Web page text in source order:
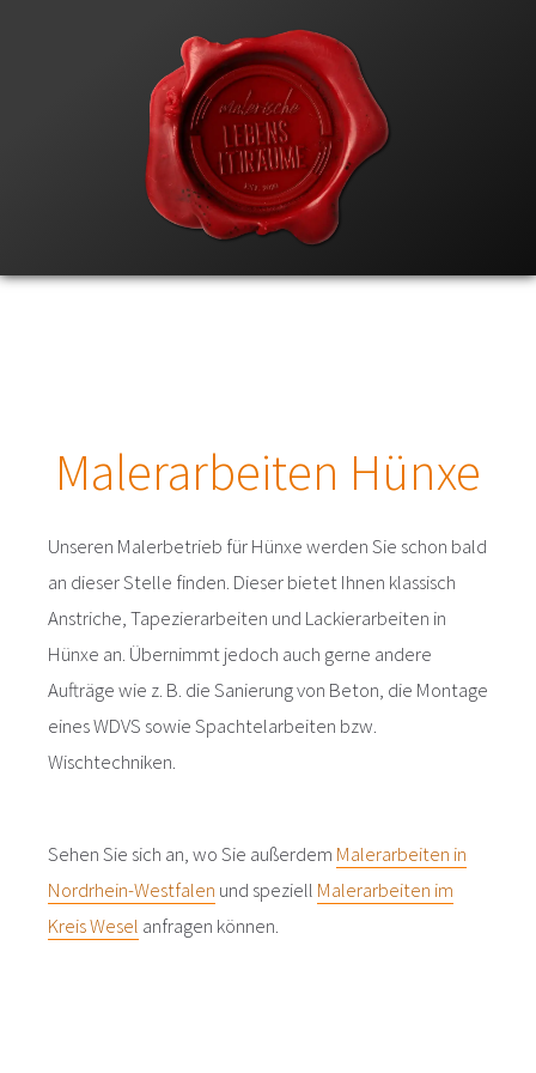
Malerarbeiten Hünxe
Unseren Malerbetrieb für Hünxe werden Sie schon bald
an dieser Stelle finden. Dieser bietet Ihnen klassisch
Anstriche, Tapezierarbeiten und Lackierarbeiten in
Hünxe an. Übernimmt jedoch auch gerne andere
Aufträge wie z. B. die Sanierung von Beton, die Montage
eines WDVS sowie Spachtelarbeiten bzw.
Wischtechniken.
Sehen Sie sich an, wo Sie außerdem Malerarbeiten in
Nordrhein-Westfalen und speziell Malerarbeiten im
Kreis Wesel anfragen können.